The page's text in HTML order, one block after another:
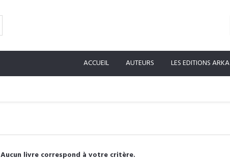
ACCUEIL AUTEURS LES EDITIONS ARKA
Aucun livre correspond à votre critère.